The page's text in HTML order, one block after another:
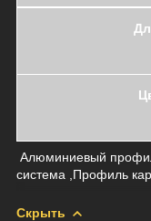
Алюминиевый
система ,Профиль
Скрыть